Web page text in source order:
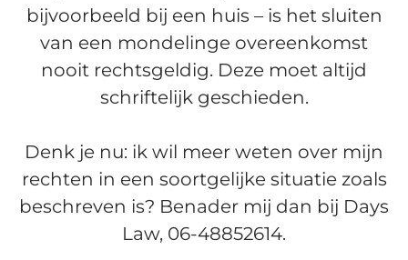
bijvoorbeeld bij een huis – is het sluiten
van een mondelinge overeenkomst
nooit rechtsgeldig. Deze moet altijd
schriftelijk geschieden.
Denk je nu: ik wil meer weten over mijn
rechten in een soortgelijke situatie zoals
beschreven is? Benader mij dan bij Days
Law, 06-48852614.